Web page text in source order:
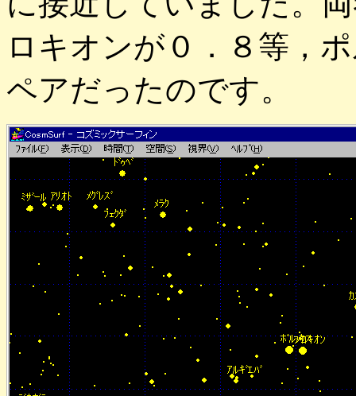
ロキオンが０．８等，
ペアだったのです。